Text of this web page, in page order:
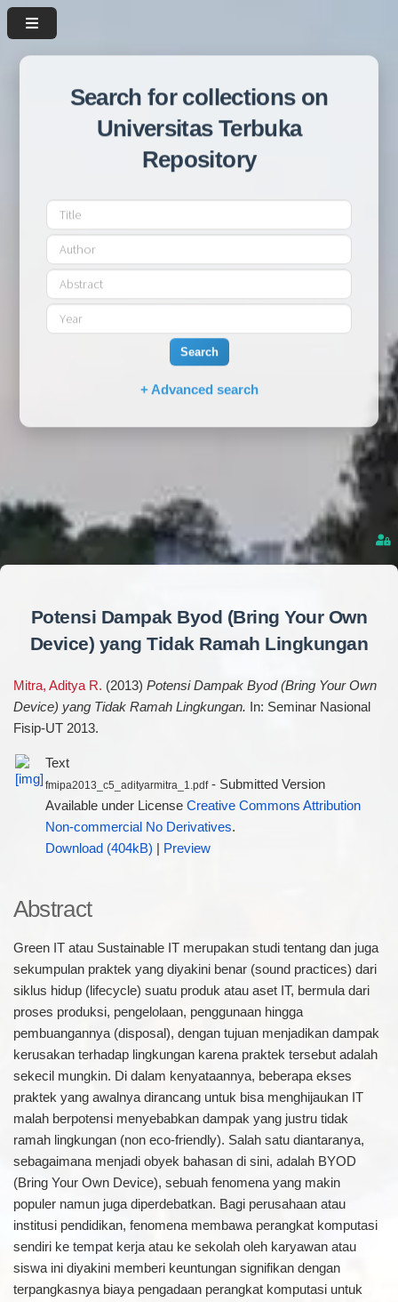
Search for collections on
Universitas Terbuka
Repository
Search
+ Advanced search
Potensi Dampak Byod (Bring Your Own
Device) yang Tidak Ramah Lingkungan
Mitra, Aditya R. (2013) Potensi Dampak Byod (Bring Your Own
Device) yang Tidak Ramah Lingkungan. In: Seminar Nasional
Fisip-UT 2013.
Text
fmipa2013_c5_adityarmitra_1.pdf- Submitted Version
Available under License Creative Commons Attribution
Non-commercial No Derivatives.
Download (404kB)
Preview
Abstract
Green IT atau Sustainable IT merupakan studi tentang dan juga
sekumpulan praktek yang diyakini benar (sound practices) dari
siklus hidup (lifecycle) suatu produk atau aset IT, bermula dari
proses produksi, pengelolaan, penggunaan hingga
pembuangannya (disposal), dengan tujuan menjadikan dampak
kerusakan terhadap lingkungan karena praktek tersebut adalah
sekecil mungkin. Di dalam kenyataannya, beberapa ekses
praktek yang awalnya dirancang untuk bisa menghijaukan IT
malah berpotensi menyebabkan dampak yang justru tidak
ramah lingkungan (non eco-friendly). Salah satu diantaranya,
sebagaimana menjadi obyek bahasan di sini, adalah BYOD
(Bring Your Own Device), sebuah fenomena yang makin
populer namun juga diperdebatkan. Bagi perusahaan atau
institusi pendidikan, fenomena membawa perangkat komputasi
sendiri ke tempat kerja atau ke sekolah oleh karyawan atau
siswa ini diyakini memberi keuntungan signifikan dengan
terpangkasnya biaya pengadaan perangkat komputasi untuk